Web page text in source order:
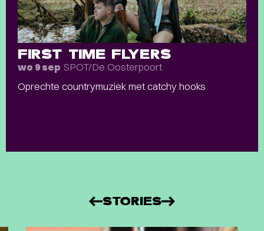
FIRST TIME FLYERS
wo 9 sep SPOT/De Oosterpoort
Oprechte countrymuziek met catchy hooks
STORIES